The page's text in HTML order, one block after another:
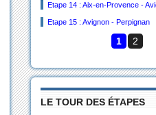
Etape 14 : Aix-en-Provence -
Etape 15 : Avignon - Perpignan
1 2
LE TOUR DES ÉTAPES